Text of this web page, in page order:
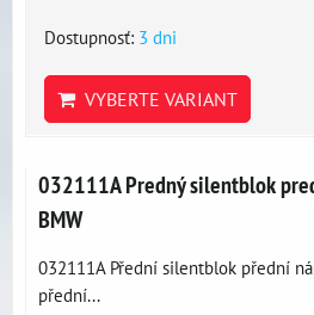
Dostupnosť: 3 dni
VYBERTE VARIANT
032111A Predný silentblok
BMW
032111A Přední silentblok přední
přední...